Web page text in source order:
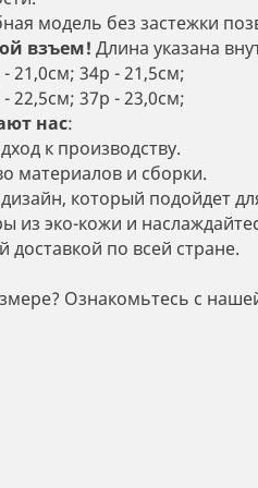
модель без застежки
взъем! Длина указана
21,0см; 34р - 21,5см;
22,5см; 37р - 23,0см;
нас:
к производству.
материалов и сборки.
который подойдет
из эко-кожи и
доставкой по всей стране.
Ознакомьтесь с